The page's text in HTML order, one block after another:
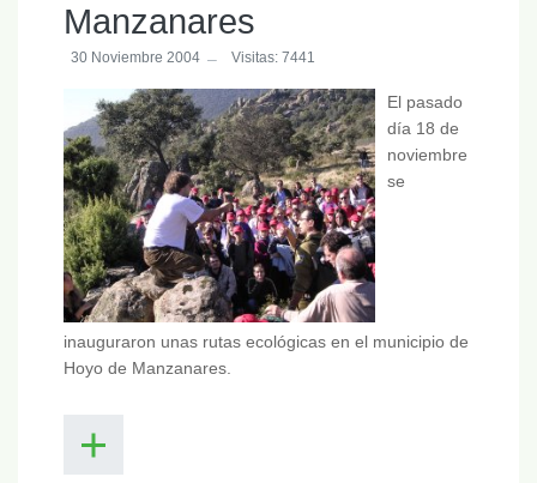
Manzanares
30 Noviembre 2004 Visitas: 7441
El pasado
día 18 de
noviembre
se
inauguraron unas rutas ecológicas en el municipio de
Hoyo de Manzanares.